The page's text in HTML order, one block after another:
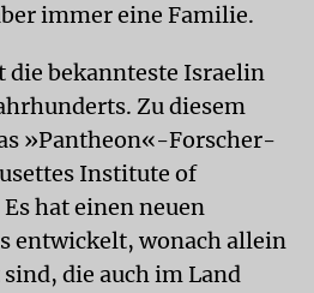
immer eine Familie.
die bekannteste Israelin
Zu diesem
»Pantheon«-Forscher-
Institute of
hat einen neuen
entwickelt, wonach allein
die auch im Land